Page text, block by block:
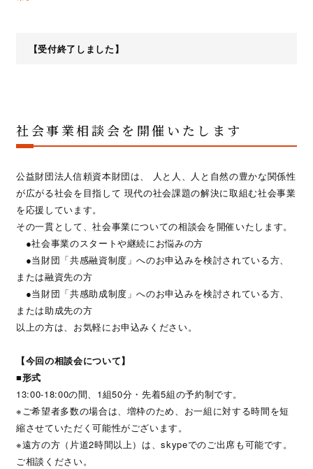
【受付終了しました】
社会事業相談会を開催いたします
公益財団法人信頼資本財団は、 人と人、人と自然の豊かな関係性
が広がる社会を目指して 現代の社会課題の解決に取組む社会事業
を応援しています。
その一貫として、社会事業についての相談会を開催いたします。
●社会事業のスタートや継続にお悩みの方
●当財団「共感融資制度」へのお申込みを検討されている方、
または融資先の方
●当財団「共感助成制度」へのお申込みを検討されている方、
または助成先の方
以上の方は、お気軽にお申込みください。
【今回の相談会について】
■形式
13:00-18:00の間、1組50分・先着5組の予約制です。
※ご希望者多数の場合は、増枠のため、お一組に対する時間を短
縮させていただく可能性がございます。
※遠方の方（片道2時間以上）は、skypeでのご出席も可能です。
ご相談ください。